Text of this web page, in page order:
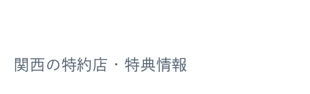
関西の特約店・特典情報